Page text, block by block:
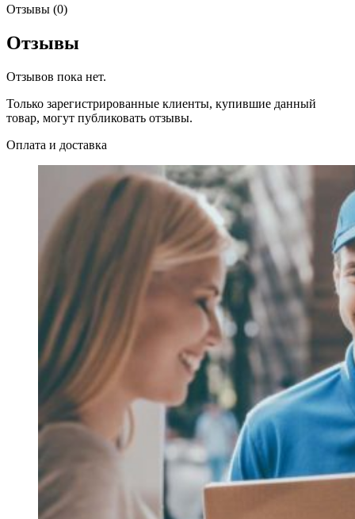
Отзывы (0)
Отзывы
Отзывов пока нет.
Только зарегистрированные клиенты, купившие данный
товар, могут публиковать отзывы.
Оплата и доставка